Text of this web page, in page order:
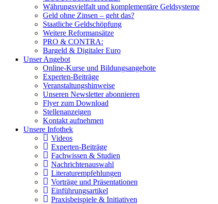
Währungsvielfalt und komplementäre Geldsysteme
Geld ohne Zinsen – geht das?
Staatliche Geldschöpfung
Weitere Reformansätze
PRO & CONTRA:
Bargeld & Digitaler Euro
Unser Angebot
Online-Kurse und Bildungsangebote
Experten-Beiträge
Veranstaltungshinweise
Unseren Newsletter abonnieren
Flyer zum Download
Stellenanzeigen
Kontakt aufnehmen
Unsere Infothek
Videos
Experten-Beiträge
Fachwissen & Studien
Nachrichtenauswahl
Literaturempfehlungen
Vorträge und Präsentationen
Einführungsartikel
Praxisbeispiele & Initiativen